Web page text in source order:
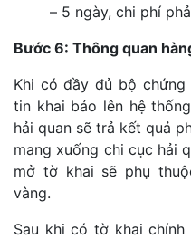
– 5 ngày, chi phí
Bước 6: Thông quan
Khi có đầy đủ bộ
tin khai báo lên hệ
hải quan sẽ trả kết quả
mang xuống chi cục hải
mở tờ khai sẽ phụ
vàng.
Sau khi có tờ khai